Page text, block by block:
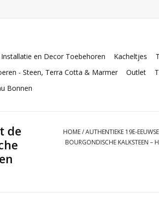
en Decor Toebehoren Kacheltjes
- Steen, Terra Cotta & Marmer Outlet
Bonnen
de
HOME/AUTHENTIEKE 19E-
BOURGONDISCHE KALKSTEEN –